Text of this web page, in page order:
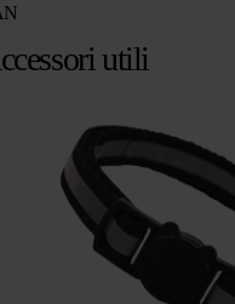
utili